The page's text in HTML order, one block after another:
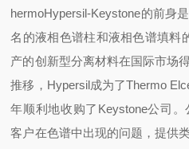
hermoHypersil-Keystone的前身
名的液相色谱柱和液相色谱填料
产的创新型分离材料在国际市场
推移，Hypersil成为了Thermo
年顺利地收购了Keystone公司
客户在色谱中出现的问题，提供